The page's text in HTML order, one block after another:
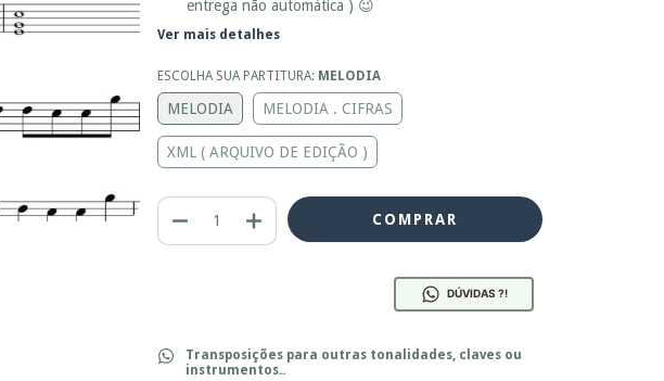
entrega não automática ) 😉
Ver mais detalhes
ESCOLHA SUA PARTITURA: MELODIA
MELODIA MELODIA . CIFRAS
XML ( ARQUIVO DE EDIÇÃO )
DÚVIDAS ?!
Transposições para outras tonalidades, claves ou
instrumentos..